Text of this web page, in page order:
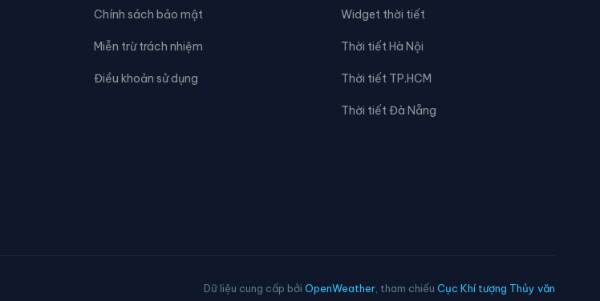
Chính sách bảo mật
Miễn trừ trách nhiệm
Điều khoản sử dụng
Widget thời tiết
Thời tiết Hà Nội
Thời tiết TP.HCM
Thời tiết Đà Nẵng
Dữ liệu cung cấp bởi OpenWeather , tham chiếu Cục Khí tượng Thủy văn